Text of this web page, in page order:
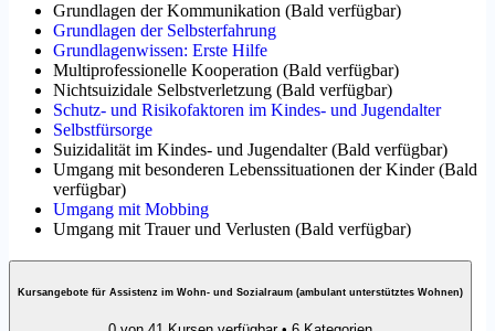
Grundlagen der Kommunikation (Bald verfügbar)
Grundlagen der Selbsterfahrung
Grundlagenwissen: Erste Hilfe
Multiprofessionelle Kooperation (Bald verfügbar)
Nichtsuizidale Selbstverletzung (Bald verfügbar)
Schutz- und Risikofaktoren im Kindes- und Jugendalter
Selbstfürsorge
Suizidalität im Kindes- und Jugendalter(Bald verfügbar)
Umgang mit besonderen Lebenssituationen der Kinder(Bald
verfügbar)
Umgang mit Mobbing
Umgang mit Trauer und Verlusten (Bald verfügbar)
Kursangebote für Assistenz im Wohn- und Sozialraum (ambulant unterstütztes Wohnen)